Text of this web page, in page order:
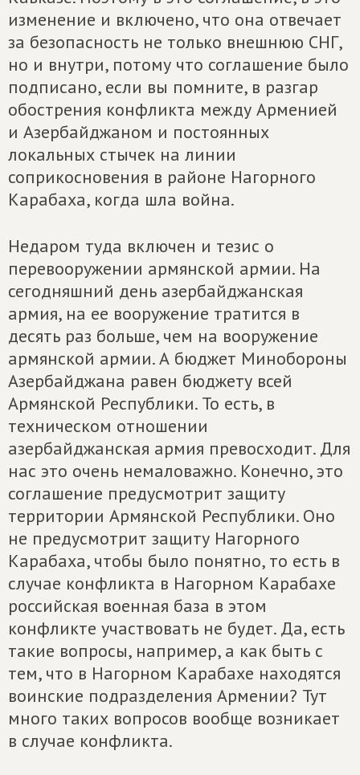
изменение и включено, что она отвечает
за безопасность не только внешнюю СНГ,
но и внутри, потому что соглашение было
подписано, если вы помните, в разгар
обострения конфликта между Арменией
и Азербайджаном и постоянных
локальных стычек на линии
соприкосновения в районе Нагорного
Карабаха, когда шла война.
Недаром туда включен и тезис о
перевооружении армянской армии. На
сегодняшний день азербайджанская
армия, на ее вооружение тратится в
десять раз больше, чем на вооружение
армянской армии. А бюджет Минобороны
Азербайджана равен бюджету всей
Армянской Республики. То есть, в
техническом отношении
азербайджанская армия превосходит. Для
нас это очень немаловажно. Конечно, это
соглашение предусмотрит защиту
территории Армянской Республики. Оно
не предусмотрит защиту Нагорного
Карабаха, чтобы было понятно, то есть в
случае конфликта в Нагорном Карабахе
российская военная база в этом
конфликте участвовать не будет. Да, есть
такие вопросы, например, а как быть с
тем, что в Нагорном Карабахе находятся
воинские подразделения Армении? Тут
много таких вопросов вообще возникает
в случае конфликта.